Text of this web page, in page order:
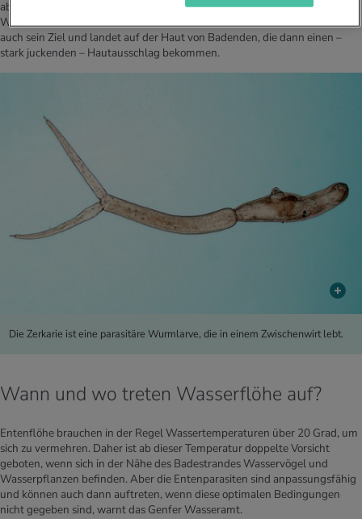
Die Zerkarie ist eine parasitäre Wurmlarve, die in einem Zwischenwirt lebt.
abgegeben. Sobald der Parasit geschlüpft ist, sucht er sich einen neuen
Wirt. Er zielt zwar in erster Linie auf Enten ab, doch manchmal verfehlt er
auch sein Ziel und landet auf der Haut von Badenden, die dann einen –
stark juckenden – Hautausschlag bekommen.
Wann und wo treten Wasserflöhe auf?
Entenflöhe brauchen in der Regel Wassertemperaturen über 20 Grad, um
sich zu vermehren. Daher ist ab dieser Temperatur doppelte Vorsicht
geboten, wenn sich in der Nähe des Badestrandes Wasservögel und
Wasserpflanzen befinden. Aber die Entenparasiten sind anpassungsfähig
und können auch dann auftreten, wenn diese optimalen Bedingungen
nicht gegeben sind, warnt das Genfer Wasseramt.